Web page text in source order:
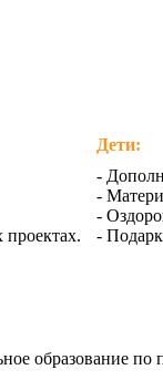
Дети:
проектах.
-
-
-
-
образование по